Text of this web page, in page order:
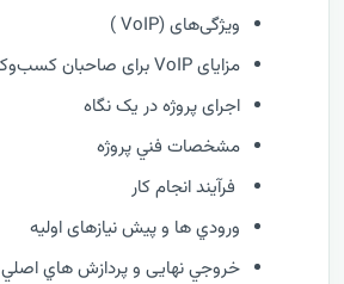
ویژگی‌های (VoIP )
مزایای VoIP برای صاحبان کسب‌وکار:
اجرای پروژه در یک نگاه
مشخصات فني پروژه
فرآيند انجام کار
ورودي ها و پیش نیازهای اولیه
خروجي نهایی و پردازش هاي اصلي